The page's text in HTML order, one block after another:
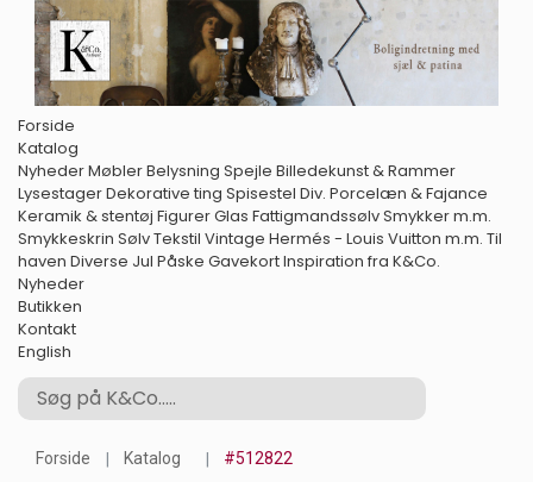
Forside
Katalog
NyhederMøblerBelysning Spejle Billedekunst & Rammer
LysestagerDekorative ting Spisestel Div. Porcelæn & Fajance
Keramik & stentøj FigurerGlas FattigmandssølvSmykker m.m.
Smykkeskrin SølvTekstil Vintage Hermés - Louis Vuitton m.m. Til
haven Diverse Jul Påske GavekortInspiration fra K&Co.
Nyheder
Butikken
Kontakt
English
Forside Katalog #512822